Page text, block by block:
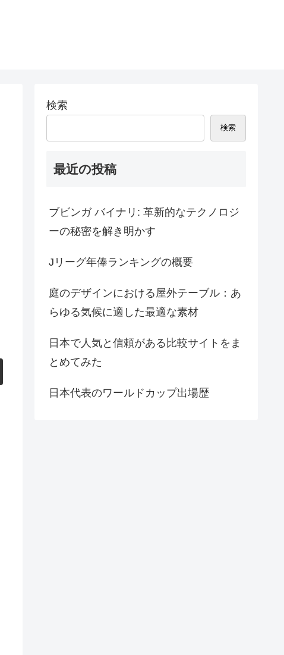
検索
検索
最近の投稿
ブビンガ バイナリ: 革新的なテクノロジ
ーの秘密を解き明かす
Jリーグ年俸ランキングの概要
庭のデザインにおける屋外テーブル：あ
らゆる気候に適した最適な素材
日本で人気と信頼がある比較サイトをま
とめてみた
日本代表のワールドカップ出場歴